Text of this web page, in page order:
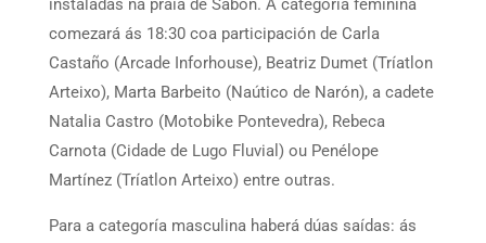
instaladas na praia de Sabón. A categoría feminina
comezará ás 18:30 coa participación de Carla
Castaño (Arcade Inforhouse), Beatriz Dumet (Tríatlon
Arteixo), Marta Barbeito (Naútico de Narón), a cadete
Natalia Castro (Motobike Pontevedra), Rebeca
Carnota (Cidade de Lugo Fluvial) ou Penélope
Martínez (Tríatlon Arteixo) entre outras.
Para a categoría masculina haberá dúas saídas: ás